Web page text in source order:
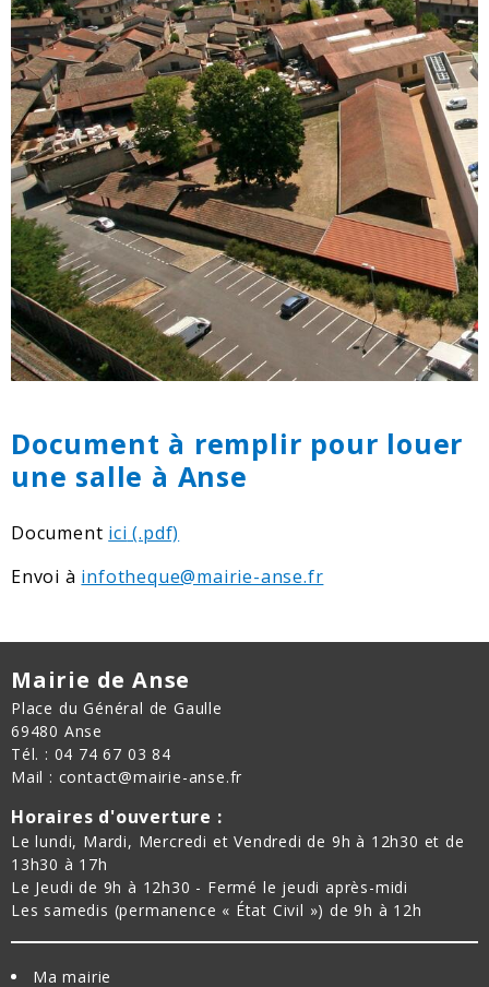
Document à remplir pour louer
une salle à Anse
Document ici
Envoi à infotheque@mairie-anse.fr
Mairie de Anse
Place du Général de Gaulle
69480 Anse
Tél. : 04 74 67 03 84
Mail : contact@mairie-anse.fr
Horaires d'ouverture :
Le lundi, Mardi, Mercredi et Vendredi de 9h à 12h30 et de
13h30 à 17h
Le Jeudi de 9h à 12h30 - Fermé le jeudi après-midi
Les samedis (permanence « État Civil ») de 9h à 12h
Ma mairie